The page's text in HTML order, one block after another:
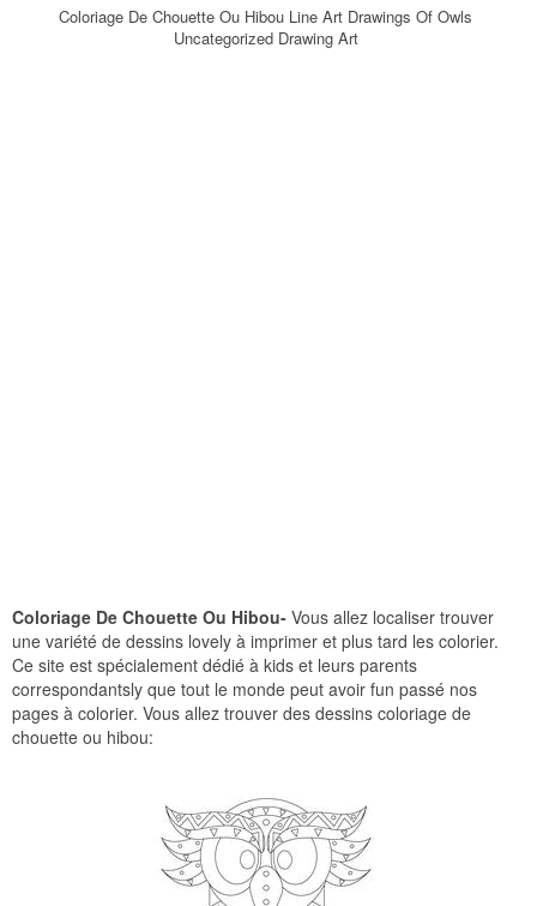
Coloriage De Chouette Ou Hibou Line Art Drawings Of Owls
Uncategorized Drawing Art
Coloriage De Chouette Ou Hibou- Vous allez localiser trouver
une variété de dessins lovely à imprimer et plus tard les colorier.
Ce site est spécialement dédié à kids et leurs parents
correspondantsly que tout le monde peut avoir fun passé nos
pages à colorier. Vous allez trouver des dessins coloriage de
chouette ou hibou: